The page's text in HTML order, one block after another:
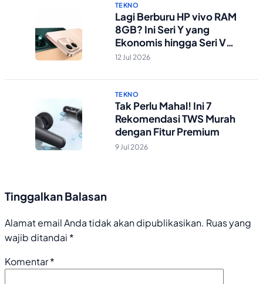
TEKNO
Lagi Berburu HP vivo RAM
8GB? Ini Seri Y yang
Ekonomis hingga Seri V
Berstandar Militer!
12 Jul 2026
TEKNO
Tak Perlu Mahal! Ini 7
Rekomendasi TWS Murah
dengan Fitur Premium
9 Jul 2026
Tinggalkan Balasan
Alamat email Anda tidak akan dipublikasikan. Ruas yang
wajib ditandai *
Komentar*